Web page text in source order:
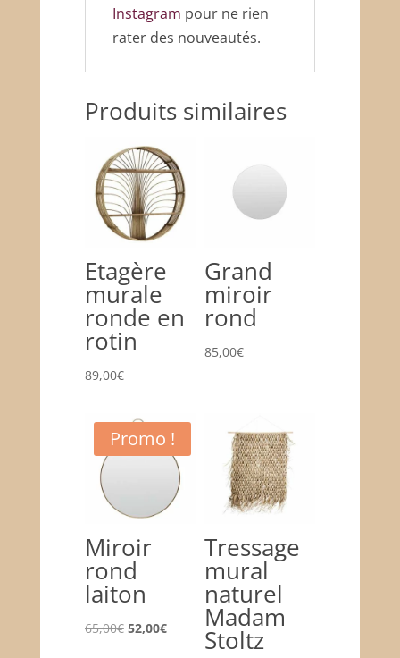
Instagram pour ne rien
rater des nouveautés.
Produits similaires
Etagère
murale
ronde en
rotin
89,00€
Grand
miroir
rond
85,00€
Promo !
Miroir
rond
laiton
65,00€ Le
52,00€Le
Tressage
mural
naturel
Madam
Stoltz